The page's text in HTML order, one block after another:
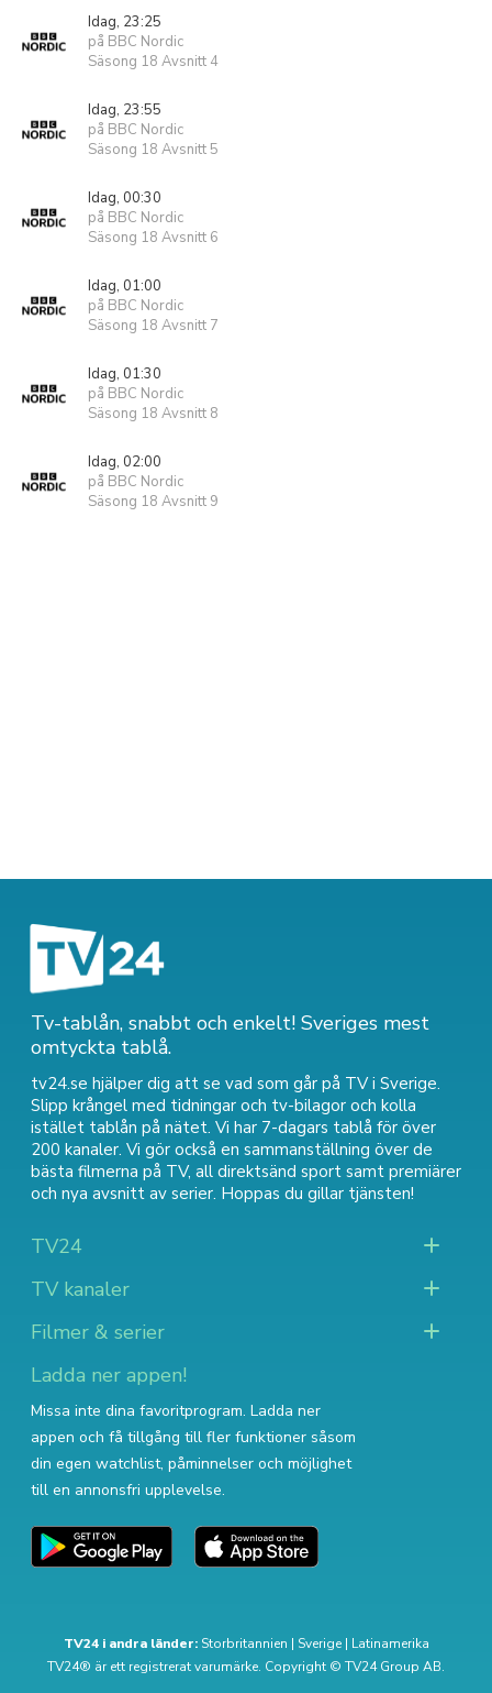
Idag, 23:25
på BBC Nordic
Säsong 18 Avsnitt 4
Idag, 23:55
på BBC Nordic
Säsong 18 Avsnitt 5
Idag, 00:30
på BBC Nordic
Säsong 18 Avsnitt 6
Idag, 01:00
på BBC Nordic
Säsong 18 Avsnitt 7
Idag, 01:30
på BBC Nordic
Säsong 18 Avsnitt 8
Idag, 02:00
på BBC Nordic
Säsong 18 Avsnitt 9
Tv-tablån, snabbt och enkelt! Sveriges mest
omtyckta tablå.
tv24.se hjälper dig att se vad som går på TV i Sverige.
Slipp krångel med tidningar och tv-bilagor och kolla
istället tablån på nätet. Vi har 7-dagars tablå för över
200 kanaler. Vi gör också en sammanställning över de
bästa filmerna på TV, all direktsänd sport samt premiärer
och nya avsnitt av serier. Hoppas du gillar tjänsten!
TV24
TV kanaler
Filmer & serier
Ladda ner appen!
Missa inte dina favoritprogram. Ladda ner
appen och få tillgång till fler funktioner såsom
din egen watchlist, påminnelser och möjlighet
till en annonsfri upplevelse.
TV24 i andra länder: Storbritannien | Sverige| Latinamerika
TV24® är ett registrerat varumärke. Copyright © TV24 Group AB.